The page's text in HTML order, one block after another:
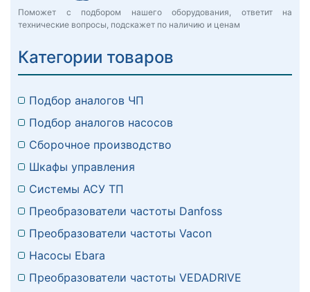
Поможет с подбором нашего оборудования, ответит на
технические вопросы, подскажет по наличию и ценам
Категории товаров
Подбор аналогов ЧП
Подбор аналогов насосов
Сборочное производство
Шкафы управления
Системы АСУ ТП
Преобразователи частоты Danfoss
Преобразователи частоты Vacon
Насосы Ebara
Преобразователи частоты VEDADRIVE